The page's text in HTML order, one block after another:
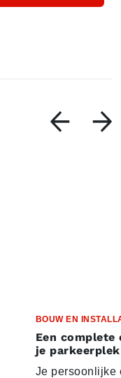
BOUW EN
Een complete
je parkeerplek
Je persoonlijke